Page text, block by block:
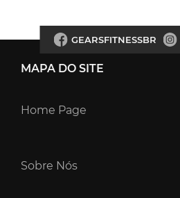
GEARSFITNESSBR
MAPA DO SITE
Home Page
Sobre Nós